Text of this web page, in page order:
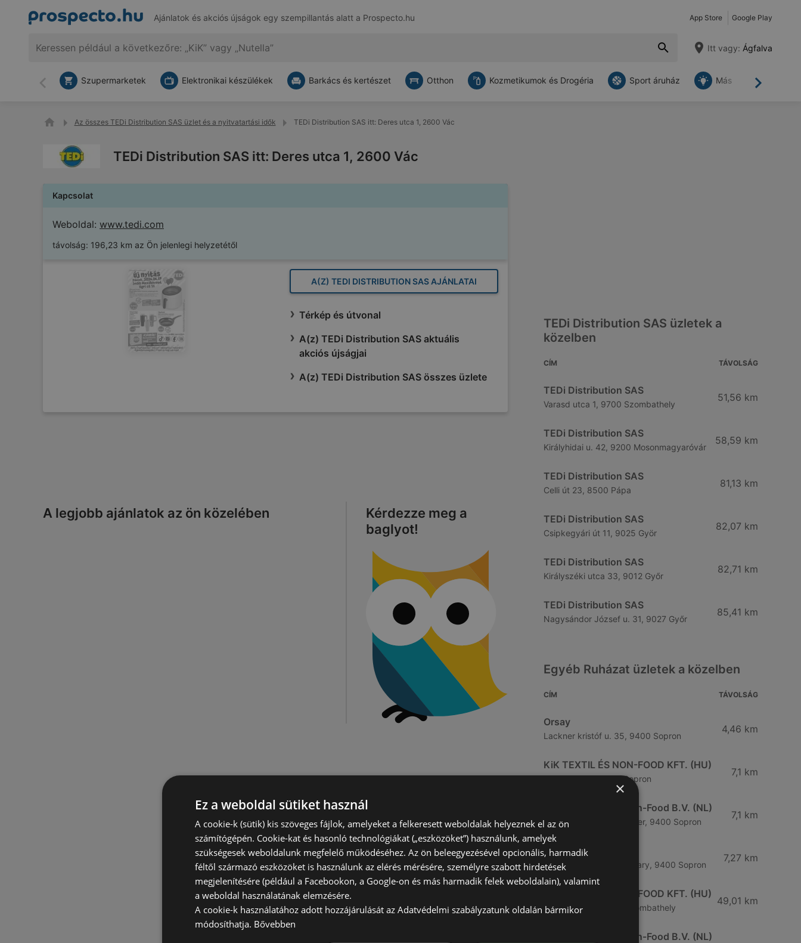
Ajánlatok és akciós újságok egy szempillantás alatt a Prospecto.hu App Store Google Play
Itt vagy: Ágfalva
Vissza Tovább
Szupermarketek Elektronikai készülékek Barkács és kertészet Otthon Kozmetikumok és Drogéria Sport áruház Más
Az összes TEDi Distribution SAS üzlet és a nyitvatartási idők TEDi Distribution SAS itt: Deres utca 1, 2600 Vác
TEDi Distribution SAS itt: Deres utca 1, 2600 Vác
Kapcsolat
Weboldal: www.tedi.com
távolság: 196,23 km az Ön jelenlegi helyzetétől
A(Z) TEDI DISTRIBUTION SAS AJÁNLATAI
Térkép és útvonal
A(z) TEDi Distribution SAS aktuális
akciós újságjai
A(z) TEDi Distribution SAS összes üzlete
A legjobb ajánlatok az ön közelében
Kérdezze meg a
baglyot!
TEDi Distribution SAS üzletek a
közelben
CÍM TÁVOLSÁG
TEDi Distribution SAS
Varasd utca 1, 9700 Szombathely
51,56 km
TEDi Distribution SAS
Királyhidai u. 42, 9200 Mosonmagyaróvár
58,59 km
TEDi Distribution SAS
Celli út 23, 8500 Pápa
81,13 km
TEDi Distribution SAS
Csipkegyári út 11, 9025 Györ
82,07 km
TEDi Distribution SAS
Királyszéki utca 33, 9012 Győr
82,71 km
TEDi Distribution SAS
Nagysándor József u. 31, 9027 Győr
85,41 km
Egyéb Ruházat üzletek a közelben
CÍM TÁVOLSÁG
Orsay
Lackner kristóf u. 35, 9400 Sopron
4,46 km
KiK TEXTIL ÉS NON-FOOD KFT. (HU)
Ipari Körút 31, 9400 Sopron
7,1 km
KiK Textilien und Non-Food B.V. (NL)
Ipar körút 31family Center, 9400 Sopron
7,1 km
CCC
Ipar krt. 30, 9400 Hungary, 9400 Sopron
7,27 km
KiK TEXTIL ÉS NON-FOOD KFT. (HU)
Viktória út 12., 9700 Szombathely
49,01 km
KiK Textilien und Non-Food B.V. (NL)
×
Ez a weboldal sütiket használ
A cookie-k (sütik) kis szöveges fájlok, amelyeket a felkeresett weboldalak helyeznek el az ön
számítógépén. Cookie-kat és hasonló technológiákat („eszközöket”) használunk, amelyek
szükségesek weboldalunk megfelelő működéséhez. Az ön beleegyezésével opcionális, harmadik
féltől származó eszközöket is használunk az elérés mérésére, személyre szabott hirdetések
megjelenítésére (például a Facebookon, a Google-on és más harmadik felek weboldalain), valamint
a weboldal használatának elemzésére.
A cookie-k használatához adott hozzájárulását az Adatvédelmi szabályzatunk oldalán bármikor
módosíthatja. Bővebben